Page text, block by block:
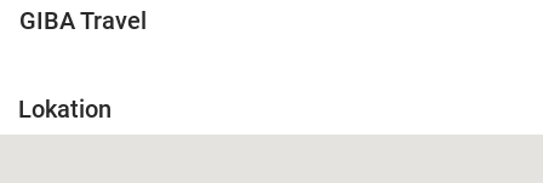
GIBA Travel
Lokation